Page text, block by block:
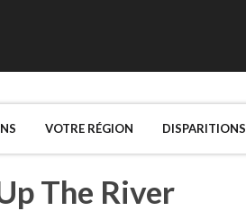
VOTRE RÉGION DISPARITIONS
The River